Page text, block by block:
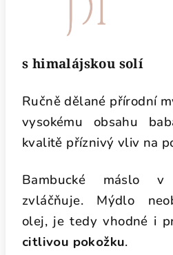
s himalájskou solí
Ručně dělané přírodní
vysokému obsahu
kvalitě příznivý vliv na
Bambucké máslo
zvláčňuje. Mýdlo
olej, je tedy vhodné i
citlivou pokožku.